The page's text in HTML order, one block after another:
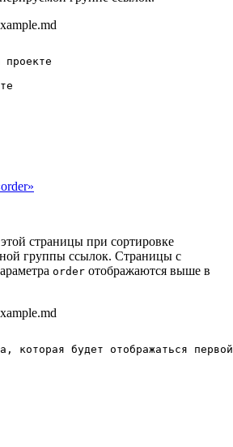
проекте
страницы при сортировке
группы ссылок. Страницы с
order отображаются выше в
которая будет отображаться первой